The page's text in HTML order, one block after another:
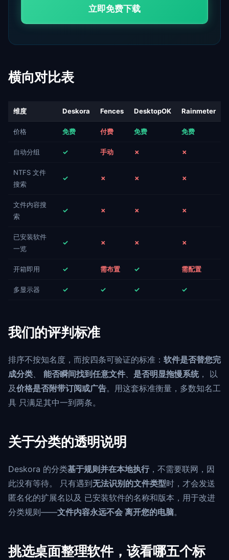
立即免费下载
横向对比表
维度 Deskora Fences DesktopOK Rainmeter
价格 免费 付费 免费 免费
自动分组 ✓ 手动 ✗ ✗
NTFS 文件
搜索
✓ ✗ ✗ ✗
文件内容搜
索
✓ ✗ ✗ ✗
已安装软件
一览
✓ ✗ ✗ ✗
开箱即用 ✓ 需布置 ✓ 需配置
多显示器 ✓ ✓ ✓ ✓
我们的评判标准
排序不按知名度，而按四条可验证的标准： 软件是否替您完
成分类、 能否瞬间找到任意文件、 是否明显拖慢系统， 以
及价格是否附带订阅或广告。用这套标准衡量，多数知名工
具 只满足其中一到两条。
关于分类的透明说明
Deskora 的分类基于规则并在本地执行，不需要联网，因
此没有等待。 只有遇到无法识别的文件类型时，才会发送
匿名化的扩展名以及 已安装软件的名称和版本，用于改进
分类规则——文件内容永远不会 离开您的电脑。
挑选桌面整理软件，该看哪五个标